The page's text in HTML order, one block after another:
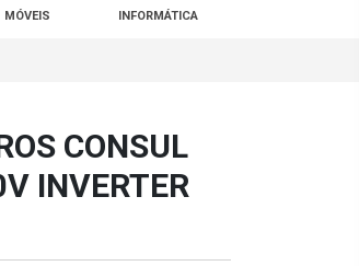
MÓVEIS INFORMÁTICA
CONSUL
INVERTER